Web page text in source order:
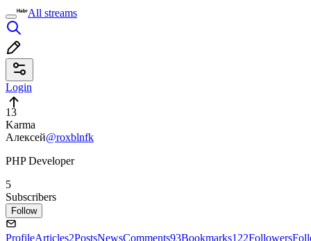
All streams
Login
13
Karma
Алексей@roxblnfk
PHP Developer
5
Subscribers
Follow
ProfileArticles2PostsNewsComments93Bookmarks122Followers